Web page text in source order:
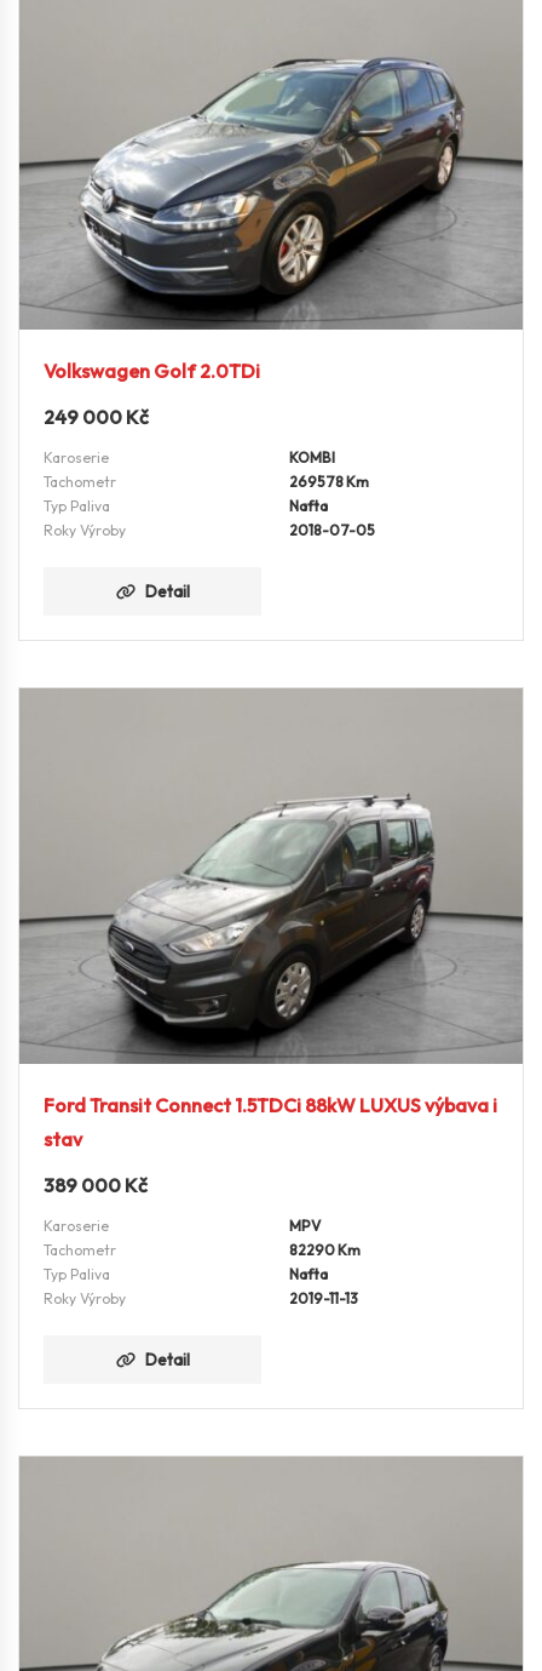
Volkswagen Golf 2.0TDi
249 000 Kč
Karoserie
KOMBI
Tachometr
269578 Km
Typ Paliva
Nafta
Roky Výroby
2018-07-05
Detail
Ford Transit Connect 1.5TDCi 88kW LUXUS výbava i
stav
389 000 Kč
Karoserie
MPV
Tachometr
82290 Km
Typ Paliva
Nafta
Roky Výroby
2019-11-13
Detail